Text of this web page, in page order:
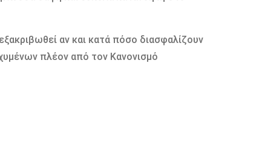
αν και κατά πόσο διασφαλίζουν
πλέον από τον Κανονισμό